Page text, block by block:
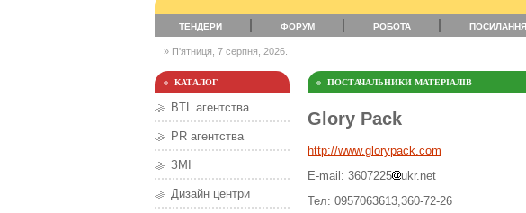
ТЕНДЕРИ ФОРУМ РОБОТА ПОСИЛАННЯ
» П'ятниця, 7 серпня, 2026.
КАТАЛОГ
BTL агентства
PR агентства
ЗМІ
Дизайн центри
ПОСТАЧАЛЬНИКИ МАТЕРІАЛІВ
Glory Pack
http://www.glorypack.com
E-mail: 3607225
ukr.net
Тел: 0957063613,360-72-26